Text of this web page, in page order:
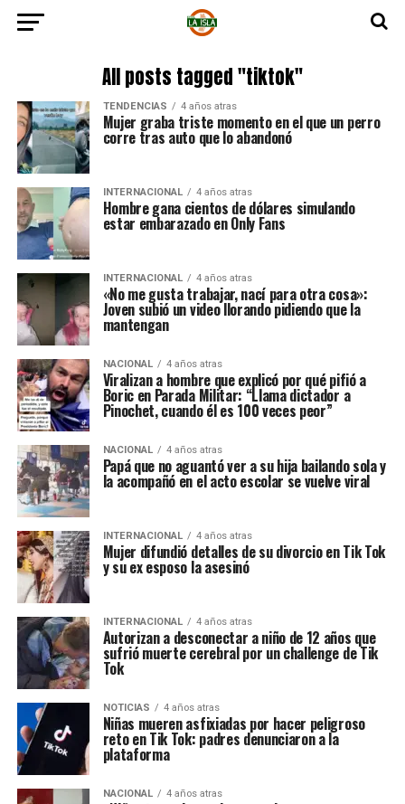
All posts tagged "tiktok"
TENDENCIAS 4 años atras
Mujer graba triste momento en el que un perro
corre tras auto que lo abandonó
INTERNACIONAL 4 años atras
Hombre gana cientos de dólares simulando
estar embarazado en Only Fans
INTERNACIONAL 4 años atras
«No me gusta trabajar, nací para otra cosa»:
Joven subió un video llorando pidiendo que la
mantengan
NACIONAL 4 años atras
Viralizan a hombre que explicó por qué pifió a
Boric en Parada Militar: “Llama dictador a
Pinochet, cuando él es 100 veces peor”
NACIONAL 4 años atras
Papá que no aguantó ver a su hija bailando sola y
la acompañó en el acto escolar se vuelve viral
INTERNACIONAL 4 años atras
Mujer difundió detalles de su divorcio en Tik Tok
y su ex esposo la asesinó
INTERNACIONAL 4 años atras
Autorizan a desconectar a niño de 12 años que
sufrió muerte cerebral por un challenge de Tik
Tok
NOTICIAS 4 años atras
Niñas mueren asfixiadas por hacer peligroso
reto en Tik Tok: padres denunciaron a la
plataforma
NACIONAL 4 años atras